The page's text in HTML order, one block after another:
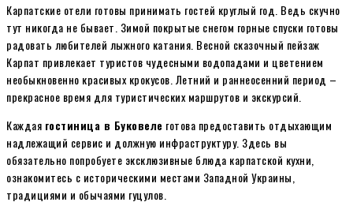
Карпатские отели готовы принимать гостей круглый год. Ведь скучно
тут никогда не бывает. Зимой покрытые снегом горные спуски готовы
радовать любителей лыжного катания. Весной сказочный пейзаж
Карпат привлекает туристов чудесными водопадами и цветением
необыкновенно красивых крокусов. Летний и раннеосенний период –
прекрасное время для туристических маршрутов и экскурсий.
Каждая гостиница в Буковеле готова предоставить отдыхающим
надлежащий сервис и должную инфраструктуру. Здесь вы
обязательно попробуете эксклюзивные блюда карпатской кухни,
ознакомитесь с историческими местами Западной Украины,
традициями и обычаями гуцулов.